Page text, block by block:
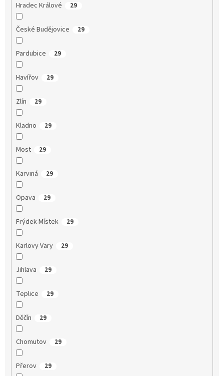
Hradec Králové 29
České Budějovice 29
Pardubice 29
Havířov 29
Zlín 29
Kladno 29
Most 29
Karviná 29
Opava 29
Frýdek-Místek 29
Karlovy Vary 29
Jihlava 29
Teplice 29
Děčín 29
Chomutov 29
Přerov 29